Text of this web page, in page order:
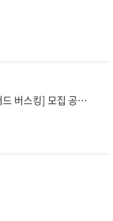
제28회 보령머드축제 써머비치 버스킹 페스타 [머드 버스킹] 모집 공고 (연장)